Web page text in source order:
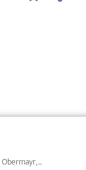
...